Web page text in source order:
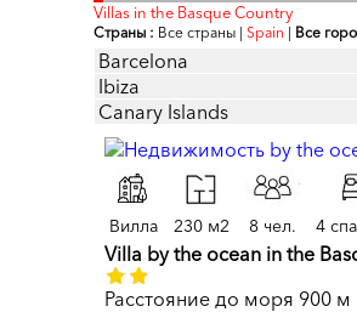
Villas in the Basque Country
Страны : Все страны | Spain | Все
Barcelona
Ibiza
Canary Islands
Вилла 230 м2 8 чел. 4
Villa by the ocean in the
Расстояние до моря 900 м